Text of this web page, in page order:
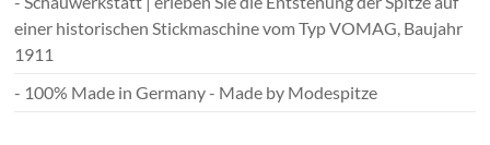
einer historischen Stickmaschine vom Typ VOMAG, Baujahr
1911
- 100% Made in Germany - Made by Modespitze